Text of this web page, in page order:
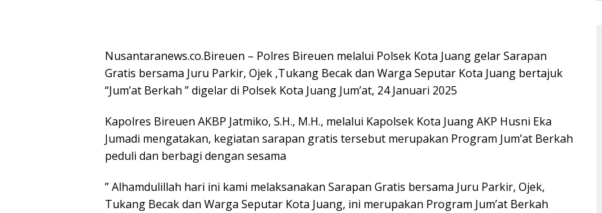
Nusantaranews.co.Bireuen – Polres Bireuen melalui Polsek Kota Juang gelar Sarapan
Gratis bersama Juru Parkir, Ojek ,Tukang Becak dan Warga Seputar Kota Juang bertajuk
“Jum’at Berkah ” digelar di Polsek Kota Juang Jum’at, 24 Januari 2025
Kapolres Bireuen AKBP Jatmiko, S.H., M.H., melalui Kapolsek Kota Juang AKP Husni Eka
Jumadi mengatakan, kegiatan sarapan gratis tersebut merupakan Program Jum’at Berkah
peduli dan berbagi dengan sesama
” Alhamdulillah hari ini kami melaksanakan Sarapan Gratis bersama Juru Parkir, Ojek,
Tukang Becak dan Warga Seputar Kota Juang, ini merupakan Program Jum’at Berkah